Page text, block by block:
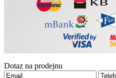
Dotaz na prodejnu